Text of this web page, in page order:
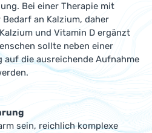
Bei einer Therapie mit
an Kalzium, daher
und Vitamin D ergänzt
sollte neben einer
die ausreichende Aufnahme
sein, reichlich komplexe